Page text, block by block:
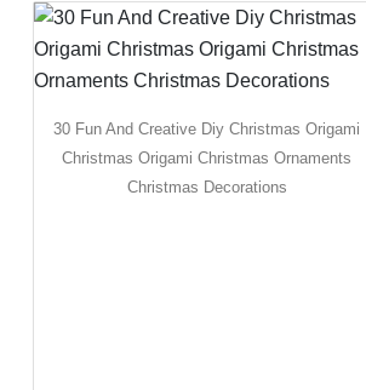
30 Fun And Creative Diy Christmas Origami
Christmas Origami Christmas Ornaments
Christmas Decorations